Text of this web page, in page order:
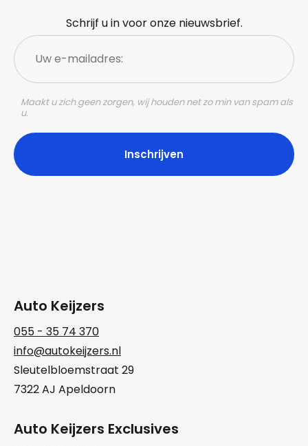
Schrijf u in voor onze nieuwsbrief.
Uw
e-
mailadres:
Maakt u zich geen zorgen, wij houden net zo min van spam als
u.
Auto Keijzers
055 - 35 74 370
info@autokeijzers.nl
Sleutelbloemstraat 29
7322 AJ Apeldoorn
Auto Keijzers Exclusives